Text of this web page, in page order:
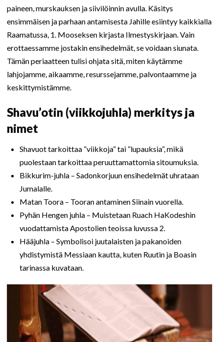
paineen, murskauksen ja siivilöinnin avulla. Käsitys
ensimmäisen ja parhaan antamisesta Jahille esiintyy kaikkialla
Raamatussa, 1. Mooseksen kirjasta Ilmestyskirjaan. Vain
erottaessamme jostakin ensihedelmät, se voidaan siunata.
Tämän periaatteen tulisi ohjata sitä, miten käytämme
lahjojamme, aikaamme, resurssejamme, palvontaamme ja
keskittymistämme.
Shavu’otin (viikkojuhla) merkitys ja
nimet
Shavuot tarkoittaa ”viikkoja” tai ”lupauksia”, mikä
puolestaan tarkoittaa peruuttamattomia sitoumuksia.
Bikkurim-juhla – Sadonkorjuun ensihedelmät uhrataan
Jumalalle.
Matan Toora – Tooran antaminen Siinain vuorella.
Pyhän Hengen juhla – Muistetaan Ruach HaKodeshin
vuodattamista Apostolien teoissa luvussa 2.
Hääjuhla – Symbolisoi juutalaisten ja pakanoiden
yhdistymistä Messiaan kautta, kuten Ruutin ja Boasin
tarinassa kuvataan.